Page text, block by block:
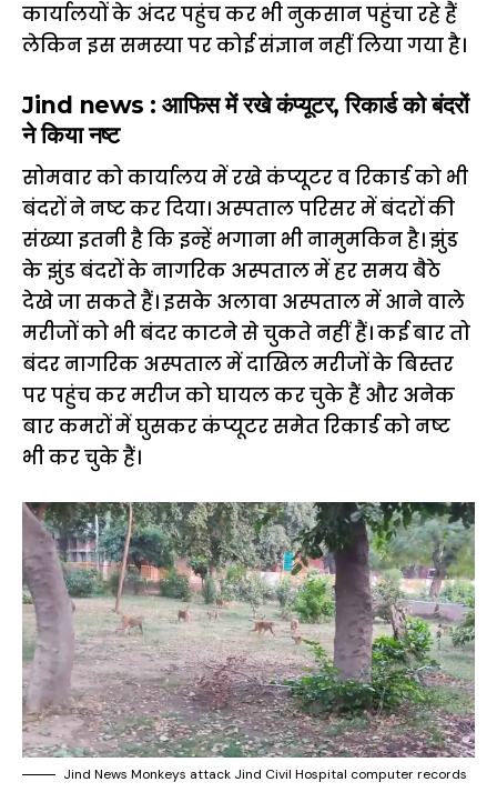
कार्यालयों के अंदर पहुंच कर भी नुकसान पहुंचा रहे हैं
लेकिन इस समस्या पर कोई संज्ञान नहीं लिया गया है।
Jind news : आफिस में रखे कंप्यूटर, रिकार्ड को बंदरों
ने किया नष्ट
सोमवार को कार्यालय में रखे कंप्यूटर व रिकार्ड को भी
बंदरों ने नष्ट कर दिया। अस्पताल परिसर में बंदरों की
संख्या इतनी है कि इन्हें भगाना भी नामुमकिन है। झुंड
के झुंड बंदरों के नागरिक अस्पताल में हर समय बैठे
देखे जा सकते हैं। इसके अलावा अस्पताल में आने वाले
मरीजों को भी बंदर काटने से चुकते नहीं हैं। कई बार तो
बंदर नागरिक अस्पताल में दाखिल मरीजों के बिस्तर
पर पहुंच कर मरीज को घायल कर चुके हैं और अनेक
बार कमरों में घुसकर कंप्यूटर समेत रिकार्ड को नष्ट
भी कर चुके हैं।
Jind News Monkeys attack Jind Civil Hospital computer records